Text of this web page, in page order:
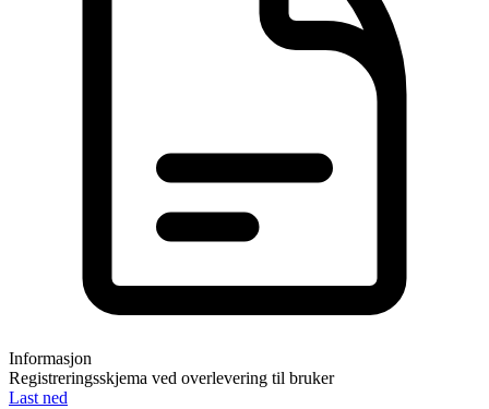
Informasjon
Registreringsskjema ved overlevering til bruker
Last ned